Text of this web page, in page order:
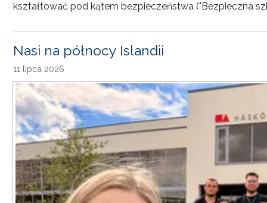
kształtować pod kątem bezpieczeństwa ("Bezpieczna
Nasi na północy Islandii
11 lipca 2026